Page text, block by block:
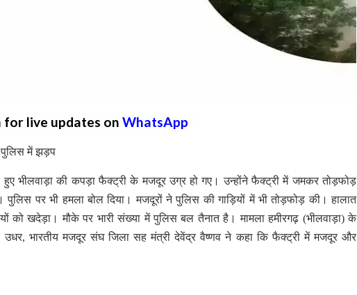
for live updates on WhatsApp
पुलिस में झड़प
भीलवाड़ा की कपड़ा फैक्ट्री के मजदूर उग्र हो गए। उन्होंने फैक्ट्री में जमकर तोड़फोड़
पर भी हमला बोल दिया। मजदूरों ने पुलिस की गाड़ियों में भी तोड़फोड़ की। हालात
को खदेड़ा। मौके पर भारी संख्या में पुलिस बल तैनात है। मामला हमीरगढ़ (भीलवाड़ा) के
उधर, भारतीय मजदूर संघ जिला सह मंत्री देवेंद्र वैष्णव ने कहा कि फैक्ट्री में मजदूर और